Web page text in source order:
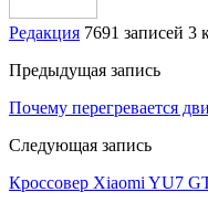
Редакция 7691 записей 3
Предыдущая запись
Почему перегревается
Следующая запись
Кроссовер Xiaomi YU7